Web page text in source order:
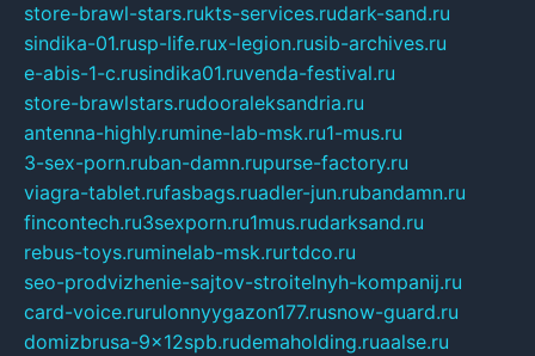
store-brawl-stars.rukts-services.rudark-sand.ru
sindika-01.rusp-life.rux-legion.rusib-archives.ru
e-abis-1-c.rusindika01.ruvenda-festival.ru
store-brawlstars.rudooraleksandria.ru
antenna-highly.rumine-lab-msk.ru1-mus.ru
3-sex-porn.ruban-damn.rupurse-factory.ru
viagra-tablet.rufasbags.ruadler-jun.rubandamn.ru
fincontech.ru3sexporn.ru1mus.rudarksand.ru
rebus-toys.ruminelab-msk.rurtdco.ru
seo-prodvizhenie-sajtov-stroitelnyh-kompanij.ru
card-voice.rurulonnyygazon177.rusnow-guard.ru
domizbrusa-9x12spb.rudemaholding.ruaalse.ru